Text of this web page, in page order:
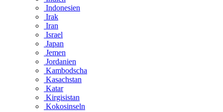
Indonesien
Irak
Iran
Israel
Japan
Jemen
Jordanien
Kambodscha
Kasachstan
Katar
Kirgisistan
Kokosinseln